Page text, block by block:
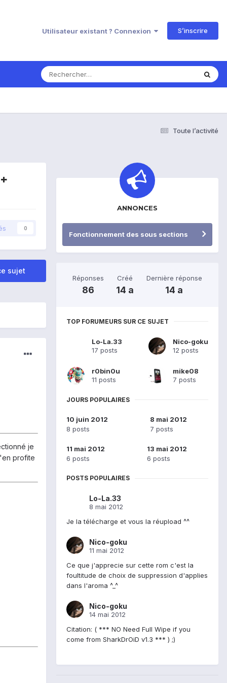
Utilisateur existant ? Connexion S’inscrire
Toute l’activité
0
sujet
je
profite
ANNONCES
Fonctionnement des sous sections
Réponses
86
Créé
14 a
Dernière réponse
14 a
TOP FORUMEURS SUR CE SUJET
Lo-La.33
17 posts
Nico-goku
12 posts
r0bin0u
11 posts
mike08
7 posts
JOURS POPULAIRES
10 juin 2012
8 posts
8 mai 2012
7 posts
11 mai 2012
6 posts
13 mai 2012
6 posts
POSTS POPULAIRES
Lo-La.33
8 mai 2012
Je la télécharge et vous la réupload ^^
Nico-goku
11 mai 2012
Ce que j'apprecie sur cette rom c'est la
foultitude de choix de suppression d'applies
dans l'aroma ^_^
Nico-goku
14 mai 2012
Citation: ( *** NO Need Full Wipe if you
come from SharkDrOiD v1.3 *** ) ;)